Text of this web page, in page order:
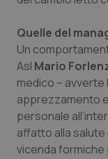
Tumore
Tumori del
Tumori
Ulcera &
Vaccini
Quelle del
Un
Asl Mario
medico – avverte
apprezzamento
personale
affatto alla salute
vicenda